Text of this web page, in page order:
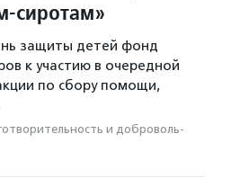
сиротам»
защиты детей фонд
к участию в очередной
по сбору помощи,
и доброволь­